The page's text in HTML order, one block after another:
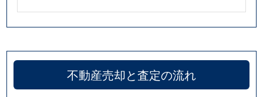
不動産売却と査定の流れ